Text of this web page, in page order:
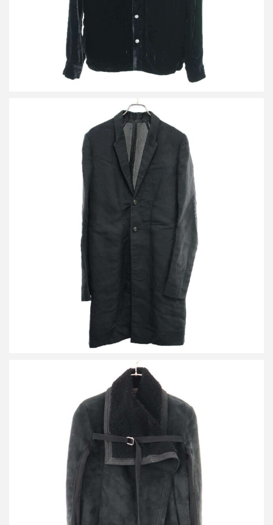
リックオウエンス 18SS ストライプジャガードチェスターコート
リックオウエンス シアリングムートンレザーライダースジャケッ